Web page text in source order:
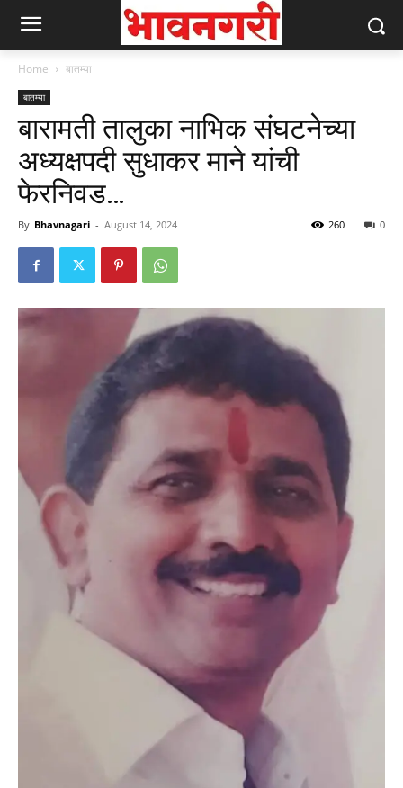
Home बातम्या
बातम्या
बारामती तालुका नाभिक संघटनेच्या
अध्यक्षपदी सुधाकर माने यांची
फेरनिवड…
By Bhavnagari - August 14, 2024 0
260